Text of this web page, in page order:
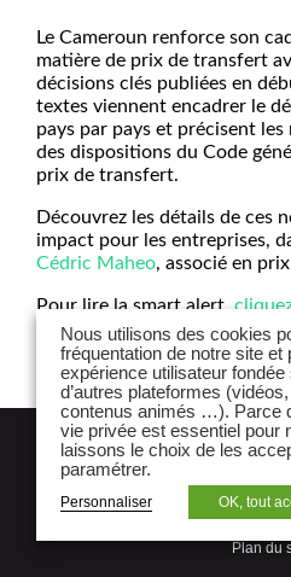
Le Cameroun renforce son
matière de prix de transfert
décisions clés publiées en
textes viennent encadrer le
pays par pays et précisent
des dispositions du Code
prix de transfert.
Découvrez les détails de ces
impact pour les entreprises,
Cédric Maheo, associé en
Pour lire la smart alert,
Mentions légales
Plan du
Nous utilisons des cookies
fréquentation de notre site
expérience utilisateur fondée
d’autres plateformes
contenus animés …). Parce
vie privée est essentiel pour
laissons le choix de les
paramétrer.
Personnaliser OK, tout